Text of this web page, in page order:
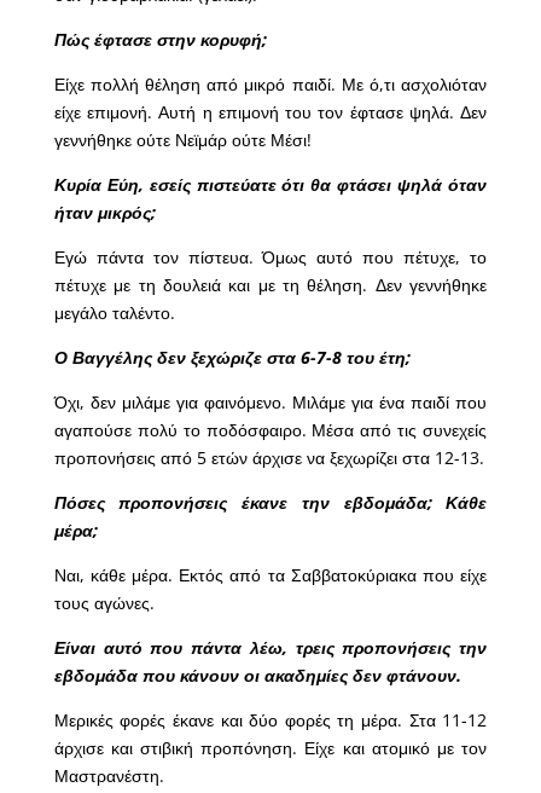
Πώς έφτασε στην κορυφή;
Είχε πολλή θέληση από μικρό παιδί. Με ό,τι ασχολιόταν
είχε επιμονή. Αυτή η επιμονή του τον έφτασε ψηλά. Δεν
γεννήθηκε ούτε Νεϊμάρ ούτε Μέσι!
Κυρία Εύη, εσείς πιστεύατε ότι θα φτάσει ψηλά όταν
ήταν μικρός;
Εγώ πάντα τον πίστευα. Όμως αυτό που πέτυχε, το
πέτυχε με τη δουλειά και με τη θέληση. Δεν γεννήθηκε
μεγάλο ταλέντο.
Ο Βαγγέλης δεν ξεχώριζε στα 6-7-8 του έτη;
Όχι, δεν μιλάμε για φαινόμενο. Μιλάμε για ένα παιδί που
αγαπούσε πολύ το ποδόσφαιρο. Μέσα από τις συνεχείς
προπονήσεις από 5 ετών άρχισε να ξεχωρίζει στα 12-13.
Πόσες προπονήσεις έκανε την εβδομάδα; Κάθε
μέρα;
Ναι, κάθε μέρα. Εκτός από τα Σαββατοκύριακα που είχε
τους αγώνες.
Είναι αυτό που πάντα λέω, τρεις προπονήσεις την
εβδομάδα που κάνουν οι ακαδημίες δεν φτάνουν.
Μερικές φορές έκανε και δύο φορές τη μέρα. Στα 11-12
άρχισε και στιβική προπόνηση. Είχε και ατομικό με τον
Μαστρανέστη.